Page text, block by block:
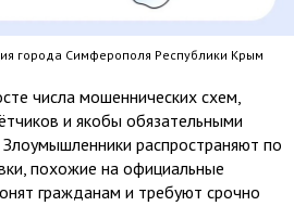
города Симферополя Республики Крым
числа мошеннических схем,
и якобы обязательными
распространяют по
похожие на официальные
гражданам и требуют срочно